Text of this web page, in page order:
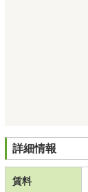
詳細情報
賃料